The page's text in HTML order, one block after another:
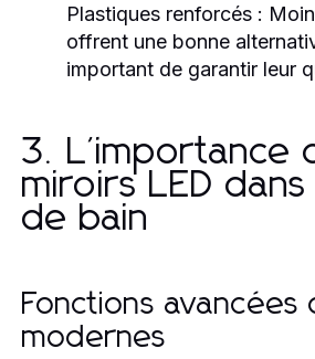
Plastiques renforcés :
offrent une bonne
important de garantir leur
3. L'importance
miroirs LED dans
de bain
Fonctions avancées
modernes